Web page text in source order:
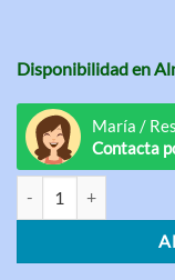
Disponibilidad en
María /
Contacta